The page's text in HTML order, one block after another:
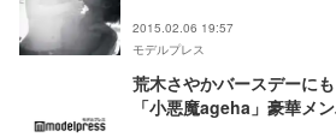
2015.02.06 19:57
モデルプレス
荒木さやかバースデーに
「小悪魔ageha」豪華メ